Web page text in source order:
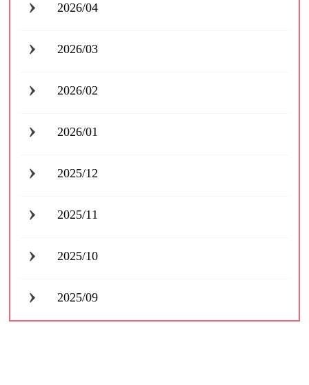
2026/04
2026/03
2026/02
2026/01
2025/12
2025/11
2025/10
2025/09